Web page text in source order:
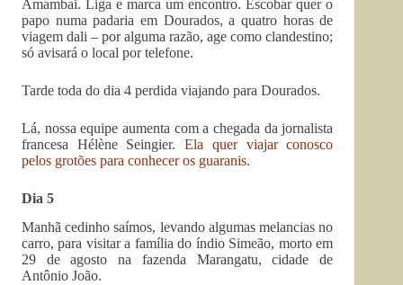
Amambai. Liga e marca um encontro. Escobar quer o
papo numa padaria em Dourados, a quatro horas de
viagem dali – por alguma razão, age como clandestino;
só avisará o local por telefone.
Tarde toda do dia 4 perdida viajando para Dourados.
Lá, nossa equipe aumenta com a chegada da jornalista
francesa Hélène Seingier. Ela quer viajar conosco
pelos grotões para conhecer os guaranis.
Dia 5
Manhã cedinho saímos, levando algumas melancias no
carro, para visitar a família do índio Simeão, morto em
29 de agosto na fazenda Marangatu, cidade de
Antônio João.